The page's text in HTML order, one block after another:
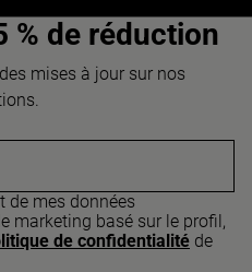
% de réduction
mises à jour sur nos
de mes données
marketing basé sur le profil,
de confidentialité de